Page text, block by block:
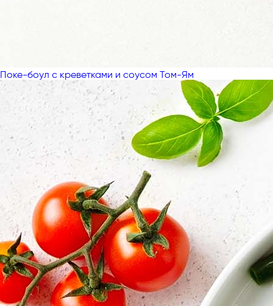
Поке-боул с креветками и соусом Том-Ям